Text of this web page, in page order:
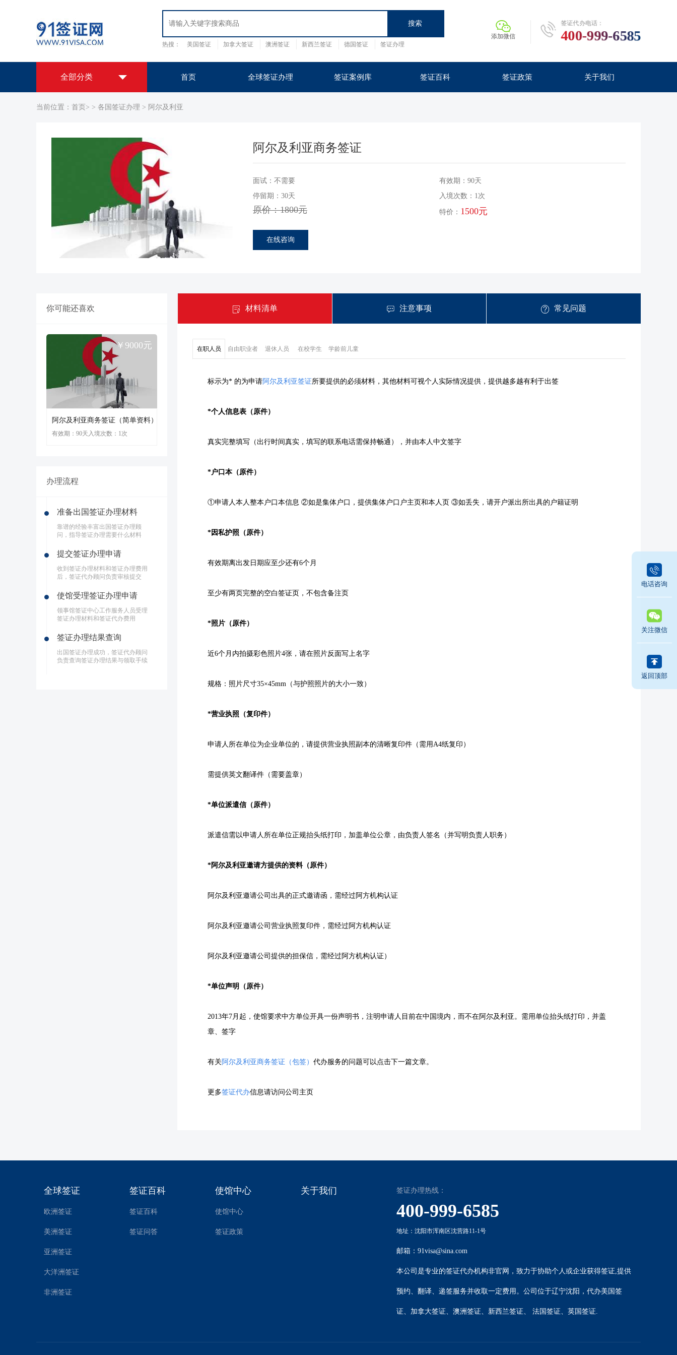
添加微信
签证代办电话：
400-999-6585
热搜： 美国签证 加拿大签证 澳洲签证 新西兰签证 德国签证
签证办理
全部分类
全球签证办理中心
我们提供出国签证、公正认证服务
查询签证被拒签的真实原因
美国签证代办
首页 全球签证办理 签证案例库 签证百科 签证政策 关于我们
当前位置： 首页> > 各国签证办理 > 阿尔及利亚
阿尔及利亚商务签证
面试：不需要
停留期：30天
原价：1800元
有效期：90天
入境次数：1次
特价： 1500元
在线咨询
你可能还喜欢
￥9000元
阿尔及利亚商务签证（简单资料）
有效期：90天 入境次数：1次
办理流程
准备出国签证办理材料
靠谱的经验丰富出国签证办理顾
问，指导签证办理需要什么材料
提交签证办理申请
收到签证办理材料和签证办理费用
后，签证代办顾问负责审核提交
使馆受理签证办理申请
领事馆签证中心工作服务人员受理
签证办理材料和签证代办费用
签证办理结果查询
出国签证办理成功，签证代办顾问
负责查询签证办理结果与领取手续
材料清单 注意事项 常见问题
在职人员 自由职业者 退休人员 在校学生 学龄前儿童
标示为* 的为申请阿尔及利亚签证所要提供的必须材料，其他材料可视个人实际情况提供，提供越多越有利于出签
*个人信息表（原件）
真实完整填写（出行时间真实，填写的联系电话需保持畅通），并由本人中文签字
*户口本（原件）
①申请人本人整本户口本信息 ②如是集体户口，提供集体户口户主页和本人页 ③如丢失，请开户派出所出具的户籍证明
*因私护照（原件）
有效期离出发日期应至少还有6个月
至少有两页完整的空白签证页，不包含备注页
*照片（原件）
近6个月内拍摄彩色照片4张，请在照片反面写上名字
规格：照片尺寸35×45mm（与护照照片的大小一致）
*营业执照（复印件）
申请人所在单位为企业单位的，请提供营业执照副本的清晰复印件（需用A4纸复印）
需提供英文翻译件（需要盖章）
*单位派遣信（原件）
派遣信需以申请人所在单位正规抬头纸打印，加盖单位公章，由负责人签名（并写明负责人职务）
*阿尔及利亚邀请方提供的资料（原件）
阿尔及利亚邀请公司出具的正式邀请函，需经过阿方机构认证
阿尔及利亚邀请公司营业执照复印件，需经过阿方机构认证
阿尔及利亚邀请公司提供的担保信，需经过阿方机构认证）
*单位声明（原件）
2013年7月起，使馆要求中方单位开具一份声明书，注明申请人目前在中国境内，而不在阿尔及利亚。需用单位抬头纸打印，并盖
章、签字
有关阿尔及利亚商务签证（包签） 代办服务的问题可以点击下一篇文章。
更多签证代办信息请访问公司主页
全球签证
欧洲签证
美洲签证
亚洲签证
大洋洲签证
非洲签证
签证百科
签证百科
签证问答
使馆中心
使馆中心
签证政策
关于我们 签证办理热线：
400-999-6585
地址：沈阳市浑南区沈营路11-1号
邮箱：91visa@sina.com
本公司是专业的签证代办机构非官网，致力于协助个人或企业获得签证,提供
预约、翻译、递签服务并收取一定费用。公司位于辽宁沈阳，代办美国签
证、 加拿大签证、 澳洲签证、 新西兰签证、 法国签证、 英国签证.
电话咨询
关注微信
返回顶部